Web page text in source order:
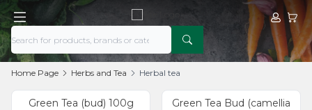
MyMy
Home Page Herbs and Tea Herbal tea
Green Tea (bud) 100g
Green Tea Bud (camellia